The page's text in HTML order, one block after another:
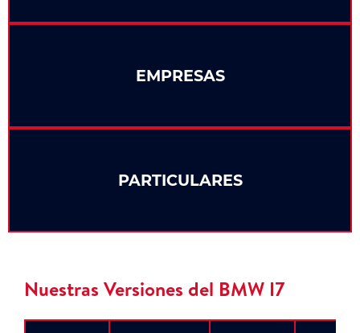
PARTICULARES
EMPRESAS
Nuestras Versiones del BMW I7